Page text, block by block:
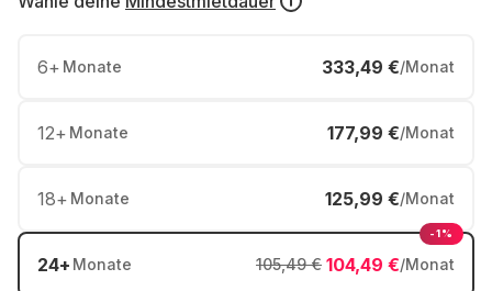
6+ Monate 333,49 €/Monat
12+ Monate 177,99 €/Monat
18+ Monate 125,99 €/Monat
24+ Monate 104,49 €/Monat
105,49 €
-1%